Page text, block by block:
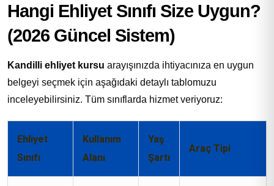
Hangi Ehliyet Sınıfı Size Uygun?
(2026 Güncel Sistem)
Kandilli ehliyet kursu arayışınızda ihtiyacınıza en uygun
belgeyi seçmek için aşağıdaki detaylı tablomuzu
inceleyebilirsiniz. Tüm sınıflarda hizmet veriyoruz:
Ehliyet
Sınıfı
Kullanım
Alanı
Yaş
Şartı
Araç Tipi